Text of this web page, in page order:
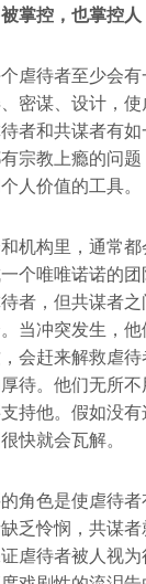
掌控，也掌控人
虐待者至少会
密谋、设计，
者和共谋者有
宗教上瘾的问
人价值的工具。
机构里，通常
个唯唯诺诺的
者，但共谋者
当冲突发生，
会赶来解救虐
待。他们无所
持他。假如没
快就会瓦解。
角色是使虐待者
乏怜悯，共谋
虐待者被人视